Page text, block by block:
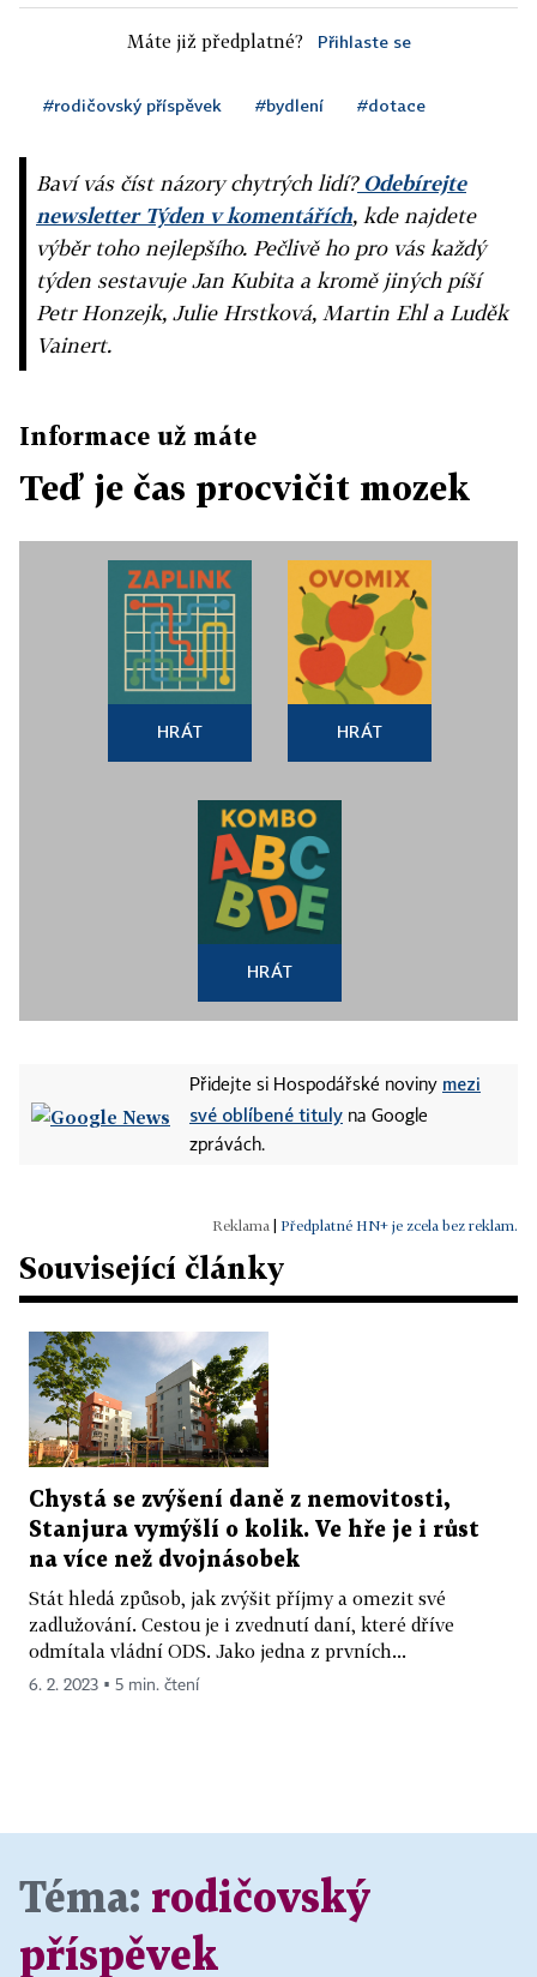
Máte již předplatné? Přihlaste se
#rodičovský příspěvek #bydlení #dotace
Baví vás číst názory chytrých lidí?Odebírejte
newsletter Týden v komentářích, kde najdete
výběr toho nejlepšího. Pečlivě ho pro vás každý
týden sestavuje Jan Kubita a kromě jiných píší
Petr Honzejk, Julie Hrstková, Martin Ehl a Luděk
Vainert.
Informace už máte
Teď je čas procvičit mozek
HRÁT HRÁT
HRÁT
Přidejte si Hospodářské noviny mezi
své oblíbené tituly na Google
zprávách.
Předplatné HN+ je zcela bez reklam.
Související články
Chystá se zvýšení daně z nemovitosti,
Stanjura vymýšlí o kolik. Ve hře je i růst
na více než dvojnásobek
Stát hledá způsob, jak zvýšit příjmy a omezit své
zadlužování. Cestou je i zvednutí daní, které dříve
odmítala vládní ODS. Jako jedna z prvních...
6. 2. 2023 ▪ 5 min. čtení
Téma: rodičovský
příspěvek